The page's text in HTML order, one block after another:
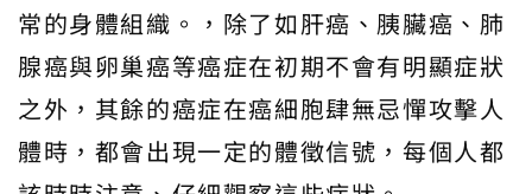
常的身體組織。，除了如肝癌、胰臟癌、肺
腺癌與卵巢癌等癌症在初期不會有明顯症狀
之外，其餘的癌症在癌細胞肆無忌憚攻擊人
體時，都會出現一定的體徵信號，每個人都